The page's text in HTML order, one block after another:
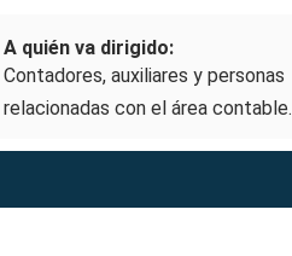
A quién va dirigido:
Contadores, auxiliares y personas
relacionadas con el área contable.